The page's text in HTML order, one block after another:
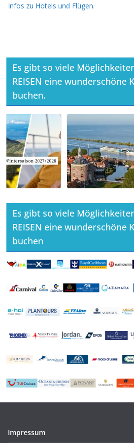
Infos zu Hotels und Flügen.
Es gibt so viele
REISEN eine wunderschöne
buchen.
Es gibt so viele
REISEN eine wunderschöne
buchen
Impressum